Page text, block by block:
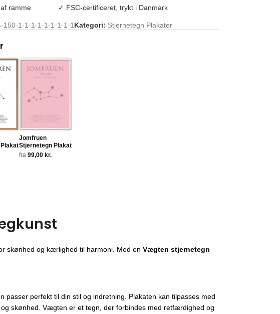
ramme
✓ FSC-certificeret, trykt i Danmark
150-1-1-1-1-1-1-1-1-1 Kategori: Stjernetegn Plakater
Plakat, Plakat Med Stjernetegn, Stjernetegn Plakat, Vægten Plakat
Jomfruen
Stjernetegn Plakat
fra 99,00 kr.
skønhed og kærlighed til harmoni. Med en Vægten stjernetegn
perfekt til din stil og indretning. Plakaten kan tilpasses med
skønhed. Vægten er et tegn, der forbindes med retfærdighed og